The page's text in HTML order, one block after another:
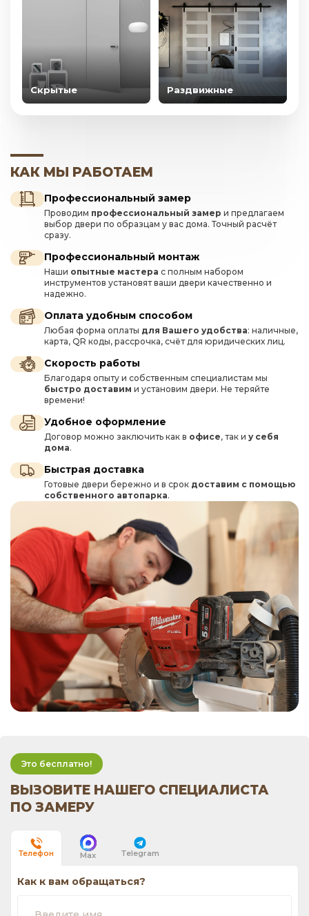
Скрытые Раздвижные
КАК МЫ РАБОТАЕМ
Профессиональный замер
Проводим профессиональный замер и предлагаем
выбор двери по образцам у вас дома. Точный расчёт
сразу.
Профессиональный монтаж
Наши опытные мастера с полным набором
инструментов установят ваши двери качественно и
надежно.
Оплата удобным способом
Любая форма оплаты для Вашего удобства: наличные,
карта, QR коды, рассрочка, счёт для юридических лиц.
Скорость работы
Благодаря опыту и собственным специалистам мы
быстро доставим и установим двери. Не теряйте
времени!
Удобное оформление
Договор можно заключить как в офисе, так и у себя
дома.
Быстрая доставка
Готовые двери бережно и в срок доставим с помощью
собственного автопарка.
Это бесплатно!
ВЫЗОВИТЕ НАШЕГО СПЕЦИАЛИСТА
ПО ЗАМЕРУ
Телефон Max Telegram
Как к вам обращаться?